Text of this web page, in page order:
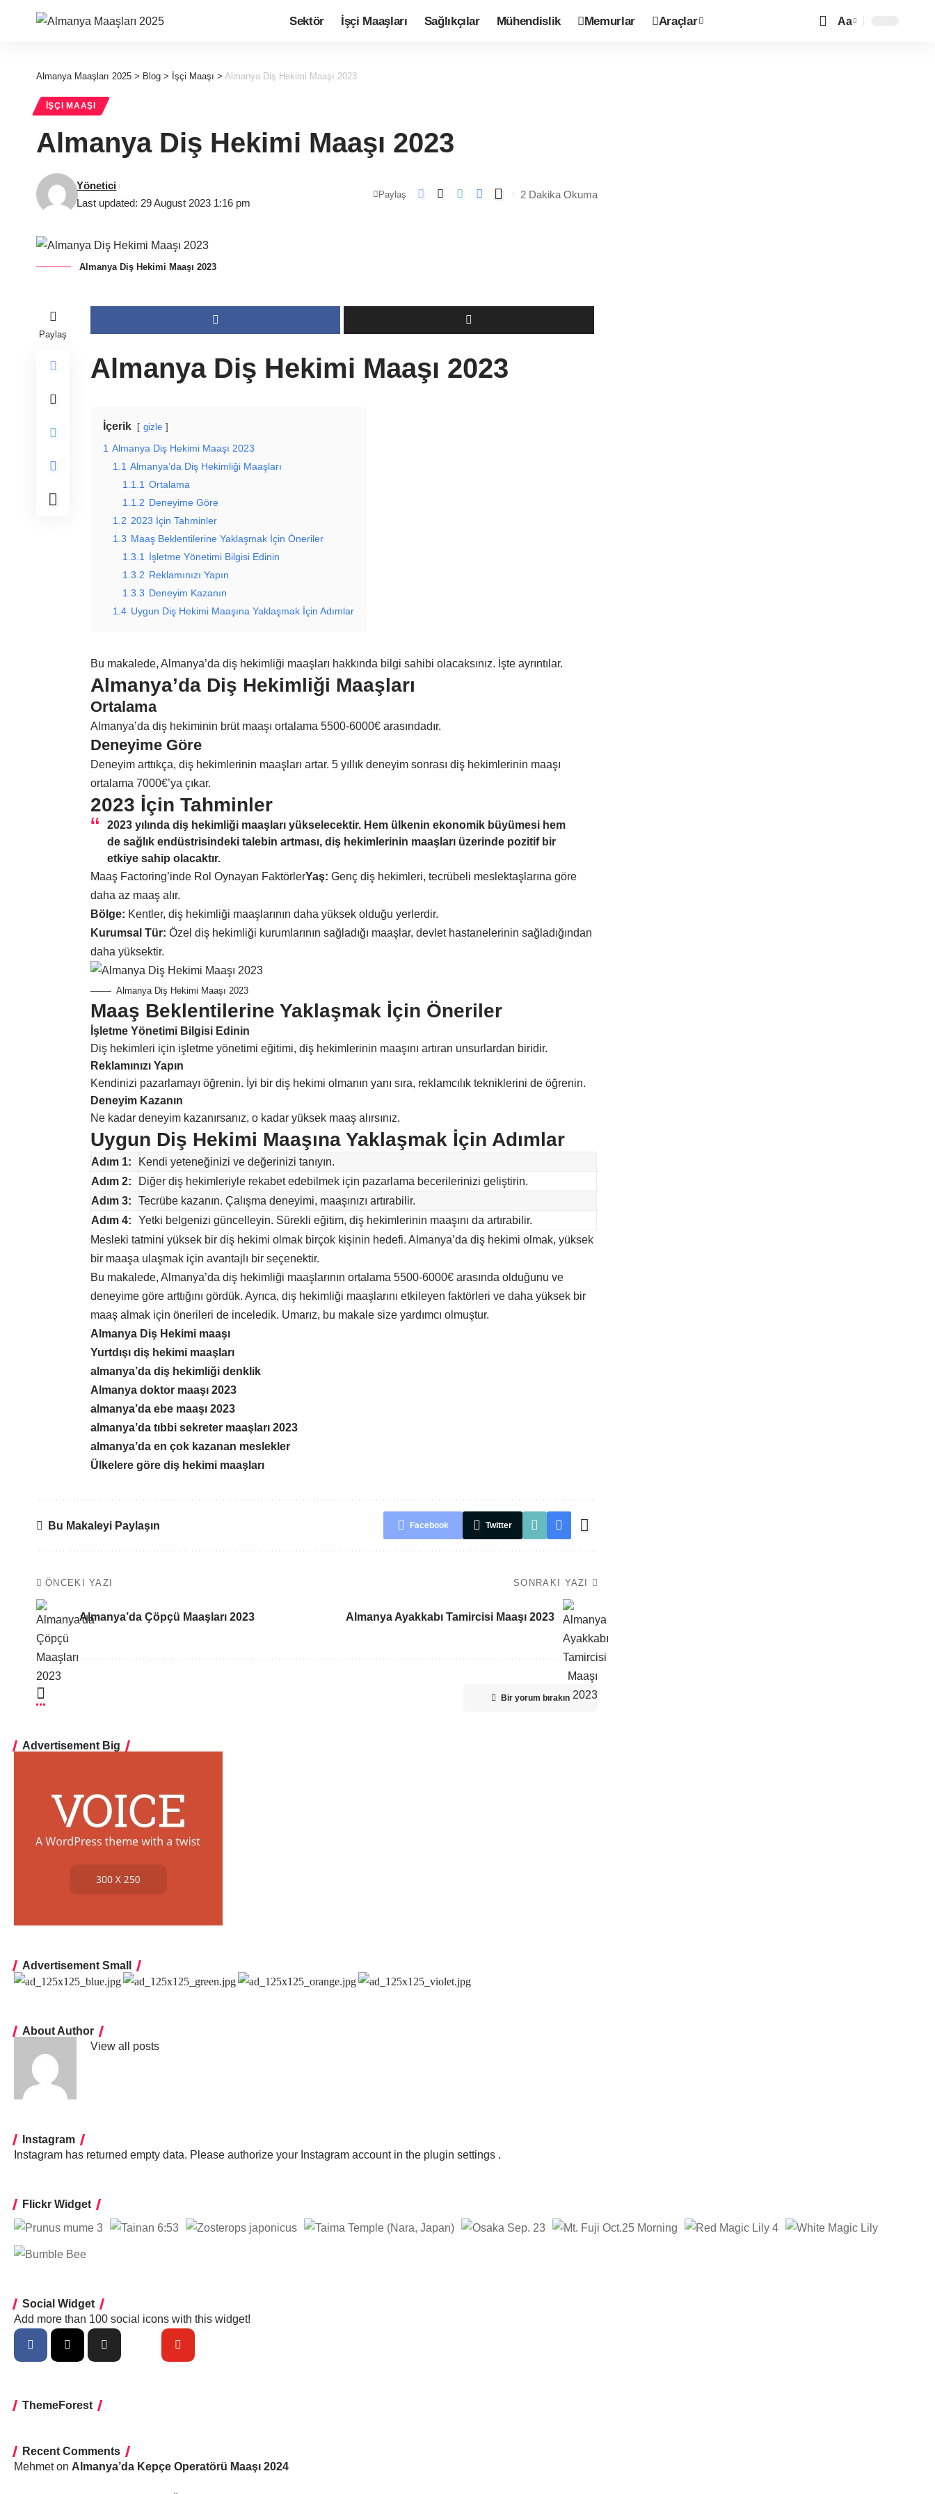
Sektör İşçi Maaşları Sağlıkçılar Mühendislik Memurlar Araçlar Aa
Almanya Maaşları 2025 > Blog > İşçi Maaşı > Almanya Diş Hekimi Maaşı 2023
İŞÇI MAAŞI
Almanya Diş Hekimi Maaşı 2023
Last updated: 29 August 2023 1:16 pm
Yönetici
Paylaş 2 Dakika Okuma
Almanya Diş Hekimi Maaşı 2023
Paylaş
Almanya Diş Hekimi Maaşı 2023
İçerik gizle
1 Almanya Diş Hekimi Maaşı 2023
1.1 Almanya’da Diş Hekimliği Maaşları
1.1.1 Ortalama
1.1.2 Deneyime Göre
1.2 2023 İçin Tahminler
1.3 Maaş Beklentilerine Yaklaşmak İçin Öneriler
1.3.1
İşletme Yönetimi Bilgisi Edinin
1.3.2 Reklamınızı Yapın
1.3.3 Deneyim Kazanın
1.4 Uygun Diş Hekimi Maaşına Yaklaşmak İçin Adımlar
Bu makalede, Almanya’da diş hekimliği maaşları hakkında bilgi sahibi olacaksınız. İşte ayrıntılar.
Almanya’da Diş Hekimliği Maaşları
Ortalama
Almanya’da diş hekiminin brüt maaşı ortalama 5500-6000€ arasındadır.
Deneyime Göre
Deneyim arttıkça, diş hekimlerinin maaşları artar. 5 yıllık deneyim sonrası diş hekimlerinin maaşı
ortalama 7000€’ya çıkar.
2023 İçin Tahminler
2023 yılında diş hekimliği maaşları yükselecektir. Hem ülkenin ekonomik büyümesi hem
de sağlık endüstrisindeki talebin artması, diş hekimlerinin maaşları üzerinde pozitif bir
etkiye sahip olacaktır.
Maaş Factoring’inde Rol Oynayan FaktörlerYaş: Genç diş hekimleri, tecrübeli meslektaşlarına göre
daha az maaş alır.
Bölge: Kentler, diş hekimliği maaşlarının daha yüksek olduğu yerlerdir.
Kurumsal Tür: Özel diş hekimliği kurumlarının sağladığı maaşlar, devlet hastanelerinin sağladığından
daha yüksektir.
Almanya Diş Hekimi Maaşı 2023
Maaş Beklentilerine Yaklaşmak İçin Öneriler
İşletme Yönetimi Bilgisi Edinin
Diş hekimleri için işletme yönetimi eğitimi, diş hekimlerinin maaşını artıran unsurlardan biridir.
Reklamınızı Yapın
Kendinizi pazarlamayı öğrenin. İyi bir diş hekimi olmanın yanı sıra, reklamcılık tekniklerini de öğrenin.
Deneyim Kazanın
Ne kadar deneyim kazanırsanız, o kadar yüksek maaş alırsınız.
Uygun Diş Hekimi Maaşına Yaklaşmak İçin Adımlar
Adım 1:
Kendi yeteneğinizi ve değerinizi tanıyın.
Adım 2:
Diğer diş hekimleriyle rekabet edebilmek için pazarlama becerilerinizi geliştirin.
Adım 3:
Tecrübe kazanın. Çalışma deneyimi, maaşınızı artırabilir.
Adım 4:
Yetki belgenizi güncelleyin. Sürekli eğitim, diş hekimlerinin maaşını da artırabilir.
Mesleki tatmini yüksek bir diş hekimi olmak birçok kişinin hedefi. Almanya’da diş hekimi olmak, yüksek
bir maaşa ulaşmak için avantajlı bir seçenektir.
Bu makalede, Almanya’da diş hekimliği maaşlarının ortalama 5500-6000€ arasında olduğunu ve
deneyime göre arttığını gördük. Ayrıca, diş hekimliği maaşlarını etkileyen faktörleri ve daha yüksek bir
maaş almak için önerileri de inceledik. Umarız, bu makale size yardımcı olmuştur.
Almanya Diş Hekimi maaşı
Yurtdışı diş hekimi maaşları
almanya’da diş hekimliği denklik
Almanya doktor maaşı 2023
almanya’da ebe maaşı 2023
almanya’da tıbbi sekreter maaşları 2023
almanya’da en çok kazanan meslekler
Ülkelere göre diş hekimi maaşları
Bu Makaleyi Paylaşın Facebook Twitter
ÖNCEKI YAZI
Almanya’da Çöpçü Maaşları 2023
SONRAKI YAZI
Almanya Ayakkabı Tamircisi Maaşı 2023
Bir yorum bırakın
Advertisement Big
Advertisement Small
About Author
View all posts
Instagram
Instagram has returned empty data. Please authorize your Instagram account in the plugin settings .
Flickr Widget
Social Widget
Add more than 100 social icons with this widget!
ThemeForest
Recent Comments
Mehmeton Almanya’da Kepçe Operatörü Maaşı 2024